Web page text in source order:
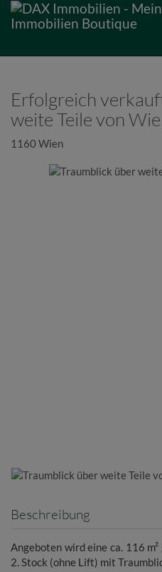
Erfolgreich
weite Teile von
1160 Wien
Beschreibung
Angeboten wird eine ca. 116
2. Stock (ohne Lift) mit